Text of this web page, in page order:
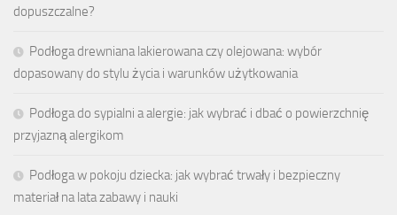
dopuszczalne?
Podłoga drewniana lakierowana czy olejowana: wybór
dopasowany do stylu życia i warunków użytkowania
Podłoga do sypialni a alergie: jak wybrać i dbać o powierzchnię
przyjazną alergikom
Podłoga w pokoju dziecka: jak wybrać trwały i bezpieczny
materiał na lata zabawy i nauki